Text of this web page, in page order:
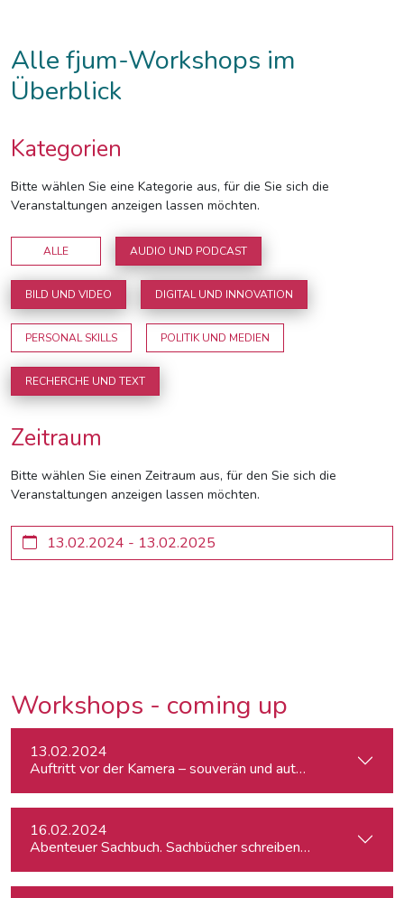
Alle fjum-Workshops im
Überblick
Kategorien
Bitte wählen Sie eine Kategorie aus, für die Sie sich die
Veranstaltungen anzeigen lassen möchten.
ALLE AUDIO UND PODCAST
BILD UND VIDEO DIGITAL UND INNOVATION
PERSONAL SKILLS POLITIK UND MEDIEN
RECHERCHE UND TEXT
Zeitraum
Bitte wählen Sie einen Zeitraum aus, für den Sie sich die
Veranstaltungen anzeigen lassen möchten.
Workshops - coming up
13.02.2024
Auftritt vor der Kamera – souverän und authentisch
16.02.2024
Abenteuer Sachbuch. Sachbücher schreiben für